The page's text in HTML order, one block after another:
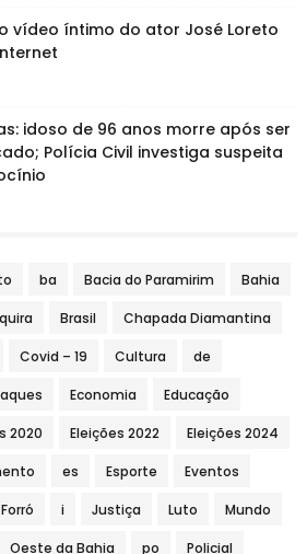
vídeo íntimo do ator José Loreto
idoso de 96 anos morre após ser
Polícia Civil investiga suspeita
ba Bacia do Paramirim Bahia
Brasil Chapada Diamantina
Covid – 19 Cultura de
Economia Educação
2020 Eleições 2022 Eleições 2024
es Esporte Eventos
Forró i Justiça Luto Mundo
Oeste da Bahia po Policial